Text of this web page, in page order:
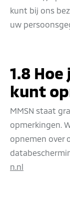
kunt bij ons
uw
1.8
kunt
MMSN staat
opmerkingen.
opnemen over
n.nl